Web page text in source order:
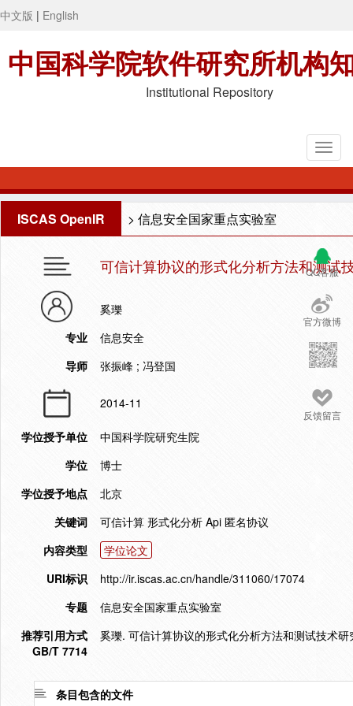
中文版 | English
中国科学院软件研究所机构
Institutional Repository
ISCAS OpenIR > 信息安全国家重点实验室
QQ客服
官方微博
反馈留言
可信计算协议的形式化分析方法和测试
奚瓅
专业
信息安全
导师
张振峰 ; 冯登国
2014-11
学位授予单位
中国科学院研究生院
学位
博士
学位授予地点
北京
关键词
可信计算 形式化分析 Api 匿名协议
内容类型
学位论文
URI标识
http://ir.iscas.ac.cn/handle/311060/17074
专题
信息安全国家重点实验室
推荐引用方式
GB/T 7714
奚瓅. 可信计算协议的形式化分析方法和测试技术
条目包含的文件